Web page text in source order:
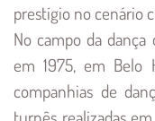
prestígio no cenário
No campo da dança
em 1975, em Belo
companhias de